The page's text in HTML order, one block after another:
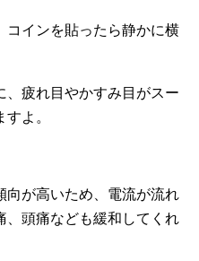
コインを貼ったら静かに横
、疲れ目やかすみ目がスー
よ。
向が高いため、電流が流れ
、頭痛なども緩和してくれ